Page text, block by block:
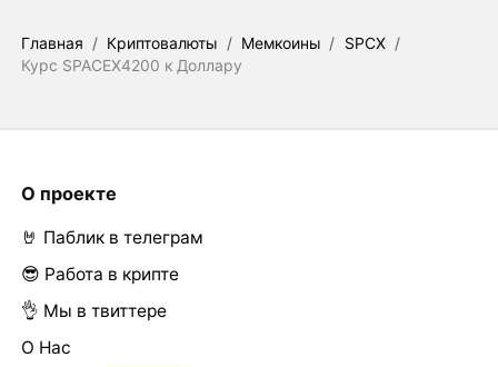
Главная / Криптовалюты / Мемкоины / SPCX /
Курс SPACEX4200 к Доллару
О проекте
🤘 Паблик в телеграм
😎 Работа в крипте
👌 Мы в твиттере
О Нас